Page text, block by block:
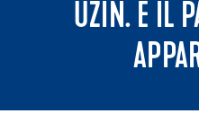
UZIN. E IL